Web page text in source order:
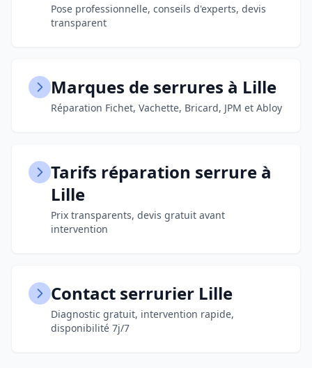
Pose professionnelle, conseils d'experts, devis
transparent
Marques de serrures à Lille
Réparation Fichet, Vachette, Bricard, JPM et Abloy
Tarifs réparation serrure à
Lille
Prix transparents, devis gratuit avant
intervention
Contact serrurier Lille
Diagnostic gratuit, intervention rapide,
disponibilité 7j/7